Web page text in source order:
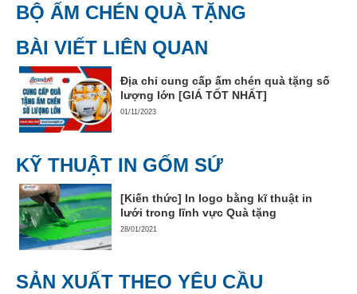
BỘ ẤM CHÉN QUÀ TẶNG
BÀI VIẾT LIÊN QUAN
Địa chỉ cung cấp ấm chén quà tặng số
lượng lớn [GIÁ TỐT NHẤT]
01/11/2023
KỸ THUẬT IN GỐM SỨ
[Kiến thức] In logo bằng kĩ thuật in
lưới trong lĩnh vực Quà tặng
28/01/2021
SẢN XUẤT THEO YÊU CẦU